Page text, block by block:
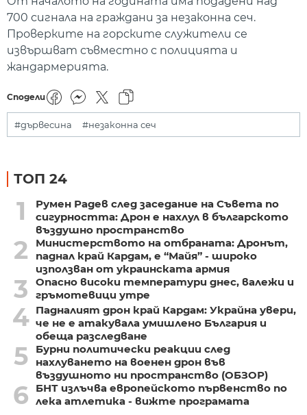
700 сигнала на граждани за незаконна сеч.
Проверките на горските служители се
извършват съвместно с полицията и
жандармерията.
Сподели
#дървесина #незаконна сеч
ТОП 24
1
Румен Радев след заседание на Съвета по
сигурността: Дрон е нахлул в българското
въздушно пространство
2
Министерството на отбраната: Дронът,
паднал край Кардам, е “Майя” - широко
използван от украинската армия
3
Опасно високи температури днес, валежи и
гръмотевици утре
4 Падналият дрон край Кардам: Украйна увери,
че не е атакувала умишлено България и
обеща разследване
5
Бурни политически реакции след
нахлуването на военен дрон във
въздушното ни пространство (ОБЗОР)
6
БНТ излъчва европейското първенство по
лека атлетика - вижте програмата